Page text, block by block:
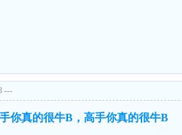
---
你真的很牛B，高手你真的很牛B